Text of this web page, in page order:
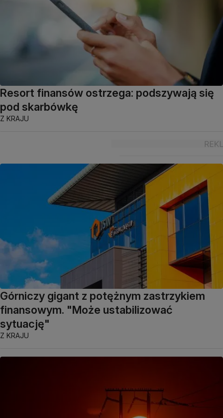
Resort finansów ostrzega: podszywają się
pod skarbówkę
Z KRAJU
Górniczy gigant z potężnym zastrzykiem
finansowym. "Może ustabilizować
sytuację"
Z KRAJU